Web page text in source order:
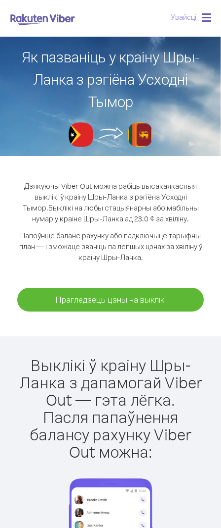
Увайсці
Як пазваніць у краіну Шры-
Ланка з рэгіёна Усходні
Тымор
Дзякуючы Viber Out можна рабіць высакаякасныя
выклікі ў краіну Шры-Ланка з рэгіёна Усходні
Тымор.Выклікі на любы стацыянарны або мабільны
нумар у краіне Шры-Ланка ад 23.0 ¢ за хвіліну.
Папоўніце баланс рахунку або падключыце тарыфны
план — і зможаце званіць па лепшых цэнах за хвіліну ў
краіну Шры-Ланка.
Прагледзець цэны на выклікі
Выклікі ў краіну Шры-
Ланка з дапамогай Viber
Out — гэта лёгка.
Пасля папаўнення
балансу рахунку Viber
Out можна: